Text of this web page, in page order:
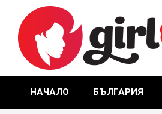
content
GIRL.BG
Primary
НАЧАЛО БЪЛГАРИЯ